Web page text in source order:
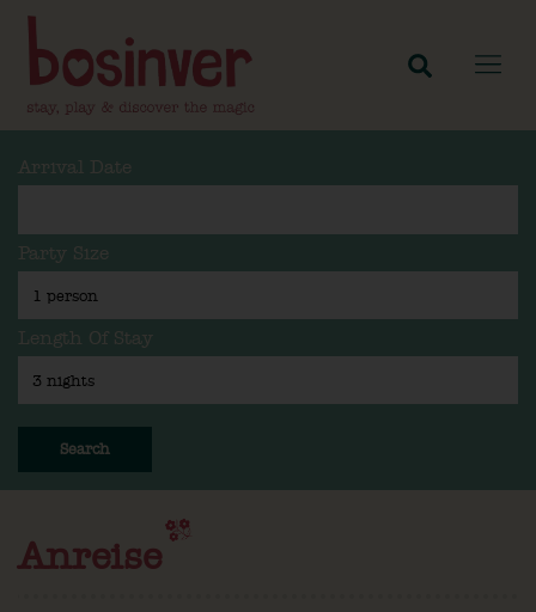
Arrival Date
Party Size
Length Of Stay
Search
Anreise